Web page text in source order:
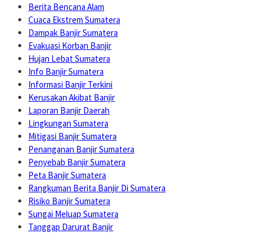
Berita Bencana Alam
Cuaca Ekstrem Sumatera
Dampak Banjir Sumatera
Evakuasi Korban Banjir
Hujan Lebat Sumatera
Info Banjir Sumatera
Informasi Banjir Terkini
Kerusakan Akibat Banjir
Laporan Banjir Daerah
Lingkungan Sumatera
Mitigasi Banjir Sumatera
Penanganan Banjir Sumatera
Penyebab Banjir Sumatera
Peta Banjir Sumatera
Rangkuman Berita Banjir Di Sumatera
Risiko Banjir Sumatera
Sungai Meluap Sumatera
Tanggap Darurat Banjir